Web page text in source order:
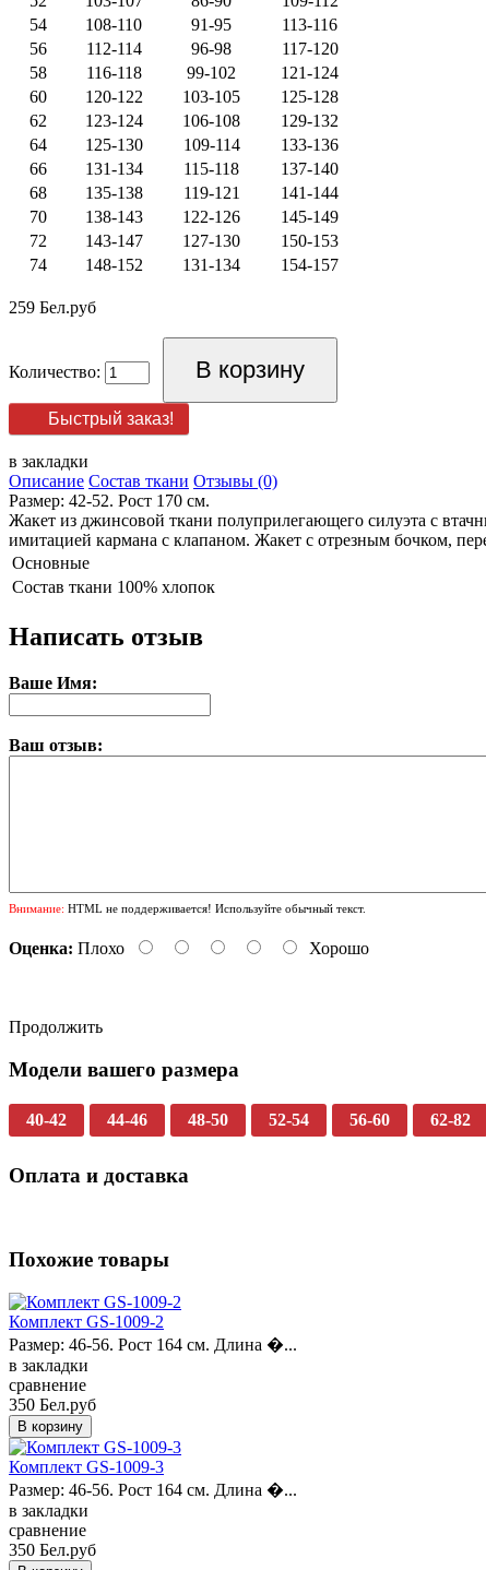
54
108-110 91-95
113-116
56
112-114 96-98
117-120
58
116-118 99-102
121-124
60
120-122 103-105
125-128
62
123-124 106-108
129-132
64
125-130 109-114
133-136
66
131-134 115-118
137-140
68
135-138 119-121
141-144
70
138-143 122-126
145-149
72
143-147 127-130
150-153
74
148-152 131-134 154-157
259 Бел.руб
Количество:
Быстрый заказ!
в закладки
Описание Состав ткани Отзывы (0)
Размер: 42-52. Рост 170 см.
Жакет из джинсовой ткани полуприлегающего силуэта с
имитацией кармана с клапаном. Жакет с отрезным бочком,
Основные
Состав ткани 100% хлопок
Написать отзыв
Ваше Имя:
Ваш отзыв:
Внимание: HTML не поддерживается! Используйте обычный текст.
Оценка: Плохо Хорошо
Продолжить
Модели вашего размера
40-42 44-46 48-50 52-54 56-60 62-82
Оплата и доставка
Похожие товары
Комплект GS-1009-2
Размер: 46-56. Рост 164 см. Длина �...
в закладки
сравнение
350 Бел.руб
Комплект GS-1009-3
Размер: 46-56. Рост 164 см. Длина �...
в закладки
сравнение
350 Бел.руб